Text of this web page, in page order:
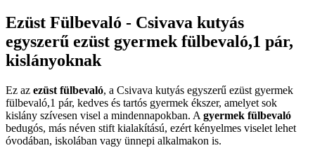
Ezüst Fülbevaló - Csivava kutyás
egyszerű ezüst gyermek fülbevaló,1 pár,
kislányoknak
Ez az ezüst fülbevaló, a Csivava kutyás egyszerű ezüst gyermek
fülbevaló,1 pár, kedves és tartós gyermek ékszer, amelyet sok
kislány szívesen visel a mindennapokban. A gyermek fülbevaló
bedugós, más néven stift kialakítású, ezért kényelmes viselet lehet
óvodában, iskolában vagy ünnepi alkalmakon is.